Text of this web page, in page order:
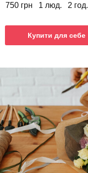
750 грн 1 люд. 2 год.
Купити для себе